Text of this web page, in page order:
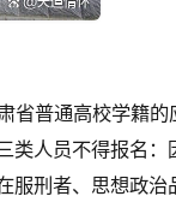
省普通高校学籍
类人员不得报名
刑者、思想政治